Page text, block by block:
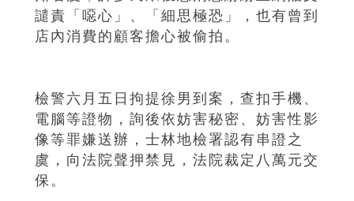
譴責「噁心」、「細思極恐」，也有曾到
店內消費的顧客擔心被偷拍。
檢警六月五日拘提徐男到案，查扣手機、
電腦等證物，詢後依妨害秘密、妨害性影
像等罪嫌送辦，士林地檢署認有串證之
虞，向法院聲押禁見，法院裁定八萬元交
保。